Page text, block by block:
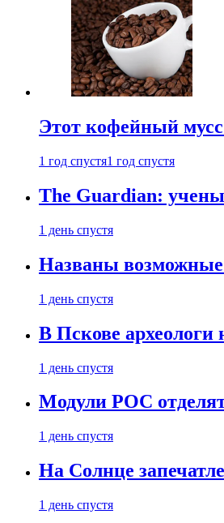
Этот кофейный
1 год спустя1 год спустя
The Guardian:
1 день спустя
Названы
1 день спустя
В Пскове археологи
1 день спустя
Модули РОС
1 день спустя
На Солнце
1 день спустя